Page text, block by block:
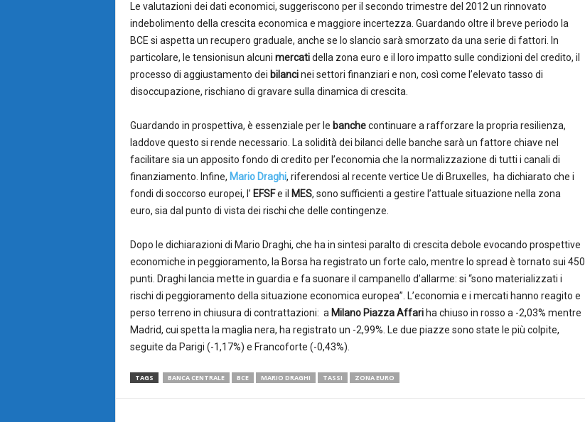
Le valutazioni dei dati economici, suggeriscono per il secondo trimestre del 2012 un rinnovato
indebolimento della crescita economica e maggiore incertezza. Guardando oltre il breve periodo la
BCE si aspetta un recupero graduale, anche se lo slancio sarà smorzato da una serie di fattori. In
particolare, le tensionisun alcuni mercatidella zona euro e il loro impatto sulle condizioni del credito, il
processo di aggiustamento dei bilancinei settori finanziari e non, così come l’elevato tasso di
disoccupazione, rischiano di gravare sulla dinamica di crescita.
Guardando in prospettiva, è essenziale per le banchecontinuare a rafforzare la propria resilienza,
laddove questo si rende necessario. La solidità dei bilanci delle banche sarà un fattore chiave nel
facilitare sia un apposito fondo di credito per l’economia che la normalizzazione di tutti i canali di
finanziamento. Infine, Mario Draghi, riferendosi al recente vertice Ue di Bruxelles, ha dichiarato che i
fondi di soccorso europei, l’ EFSFe il MES, sono sufficienti a gestire l’attuale situazione nella zona
euro, sia dal punto di vista dei rischi che delle contingenze.
Dopo le dichiarazioni di Mario Draghi, che ha in sintesi paralto di crescita debole evocando prospettive
economiche in peggioramento, la Borsa ha registrato un forte calo, mentre lo spread è tornato sui 450
punti. Draghi lancia mette in guardia e fa suonare il campanello d’allarme: si “sono materializzati i
rischi di peggioramento della situazione economica europea”. L’economia e i mercati hanno reagito e
perso terreno in chiusura di contrattazioni: a Milano Piazza Affariha chiuso in rosso a -2,03% mentre
Madrid, cui spetta la maglia nera, ha registrato un -2,99%. Le due piazze sono state le più colpite,
seguite da Parigi (-1,17%) e Francoforte (-0,43%).
TAGS BANCA CENTRALE BCE MARIO DRAGHI TASSI ZONA EURO